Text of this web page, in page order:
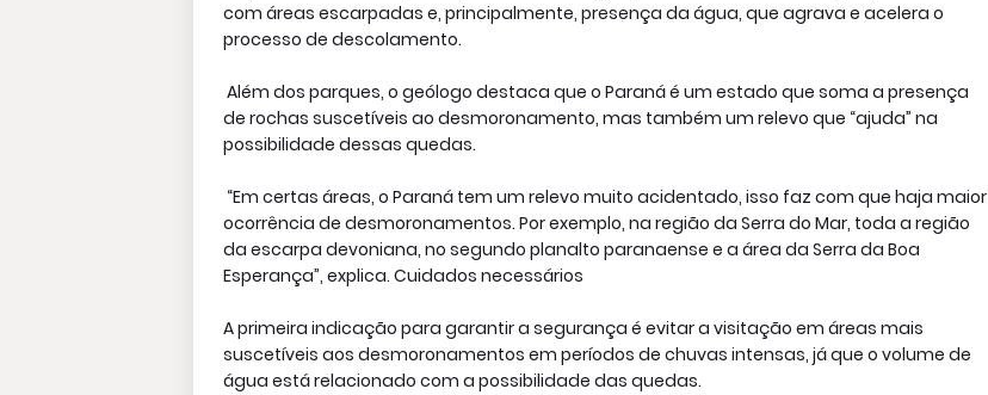
com áreas escarpadas e, principalmente, presença da água, que agrava e acelera o
processo de descolamento.
Além dos parques, o geólogo destaca que o Paraná é um estado que soma a presença
de rochas suscetíveis ao desmoronamento, mas também um relevo que “ajuda” na
possibilidade dessas quedas.
“Em certas áreas, o Paraná tem um relevo muito acidentado, isso faz com que haja maior
ocorrência de desmoronamentos. Por exemplo, na região da Serra do Mar, toda a região
da escarpa devoniana, no segundo planalto paranaense e a área da Serra da Boa
Esperança”, explica. Cuidados necessários
A primeira indicação para garantir a segurança é evitar a visitação em áreas mais
suscetíveis aos desmoronamentos em períodos de chuvas intensas, já que o volume de
água está relacionado com a possibilidade das quedas.